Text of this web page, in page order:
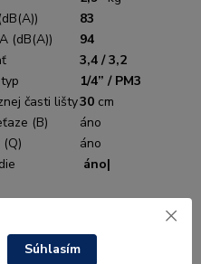
83
(dB(A))
94
3,4 / 3,2
1/4” / PM3
časti lišty30 cm
(B)
áno
áno
áno|
Súhlasím